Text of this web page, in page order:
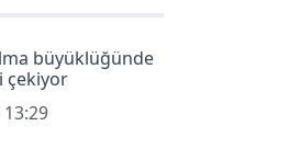
büyüklüğünde
çekiyor